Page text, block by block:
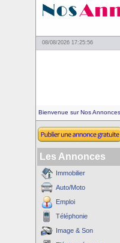
08/08/2026 17:25:56
Bienvenue sur Nos Annonces.
Les Annonces
Immobilier
Auto/Moto
Emploi
Téléphonie
Image & Son